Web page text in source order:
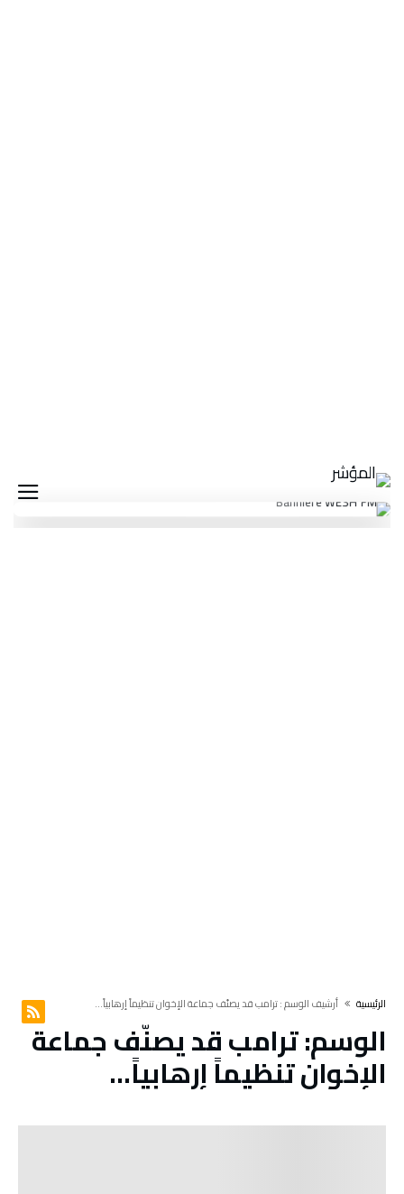
‫الرئيسية‬ ‫أرشيف الوسم :‬ ترامب قد يصنّف جماعة الإخوان تنظيماً إرهابياً…
الوسم:ترامب قد يصنّف جماعة
الإخوان تنظيماً إرهابياً…